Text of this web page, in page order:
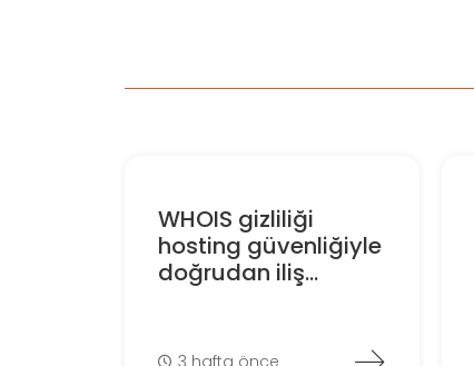
WHOIS gizliliği
hosting güvenliğiyle
doğrudan iliş...
3 hafta önce